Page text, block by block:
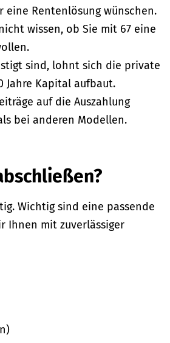
eine Rentenlösung wünschen.
wissen, ob Sie mit 67 eine
sind, lohnt sich die private
Jahre Kapital aufbaut.
auf die Auszahlung
bei anderen Modellen.
Wichtig sind eine passende
Ihnen mit zuverlässiger